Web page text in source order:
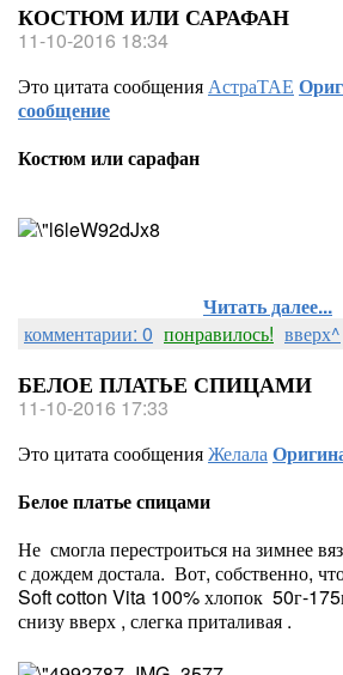
КОСТЮМ ИЛИ САРАФАН
11-10-2016 18:34
Это цитата сообщенияАстраТАЕ
сообщение
Костюм или сарафан
Читать далее...
комментарии: 0 понравилось! вверх^
БЕЛОЕ ПЛАТЬЕ СПИЦАМИ
11-10-2016 17:33
Это цитата сообщенияЖелала
Белое платье спицами
Не смогла перестроиться на зимнее
с дождем достала. Вот, собственно,
Soft cotton Vita 100% хлопок 50г-
снизу вверх , слегка приталивая .